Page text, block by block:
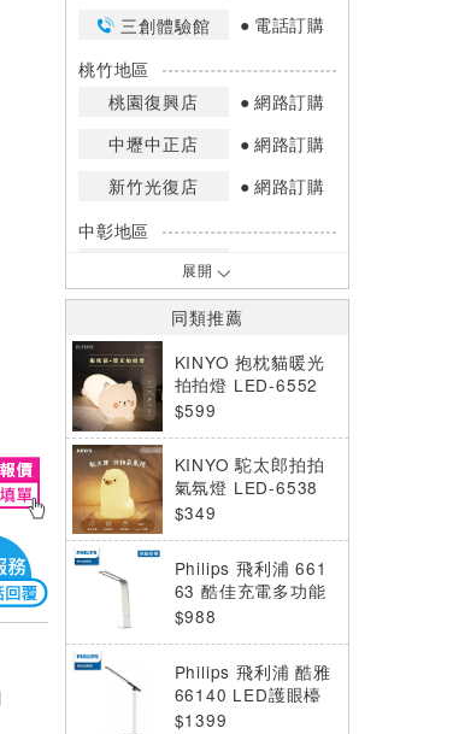
三創體驗館
電話訂購
桃竹地區
桃園復興店
網路訂購
中壢中正店
網路訂購
新竹光復店
網路訂購
中彰地區
台中英才店
嘉南地區
高雄中華店
高雄鳳山店
網路訂購
*庫存數量：網路訂購(0)、少量庫存
(1~2)、現貨充足(3以上)。
*門市庫存以店內實際數量為準，可使
用專人服務或撥打門市電話洽詢。
展開
同類推薦
KINYO 抱枕貓暖光
拍拍燈 LED-6552
$599
KINYO 駝太郎拍拍
氣氛燈 LED-6538
$349
Philips 飛利浦 661
63 酷佳充電多功能
檯燈 PD051
$988
Philips 飛利浦 酷雅
66140 LED護眼檯
燈-皓月白 (PD040)
$1399